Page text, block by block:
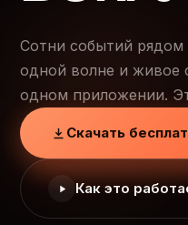
Сотни событий
одной волне и живое
одном приложении.
Скачать
Как это